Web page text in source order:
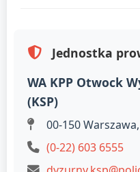
Jednostka
WA KPP Otwock
(KSP)
00-150
(0-22) 603 6555